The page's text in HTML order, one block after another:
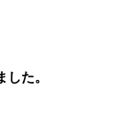
た。